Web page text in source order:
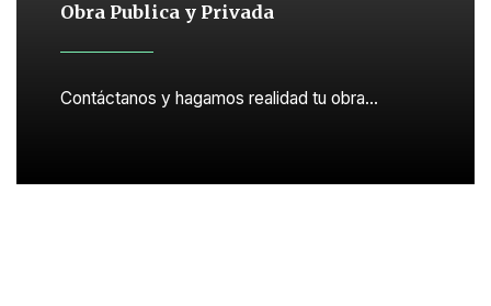
Obra Publica y Privada
Contáctanos y hagamos realidad tu obra…